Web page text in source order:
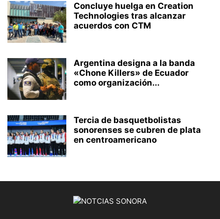
Concluye huelga en Creation
Technologies tras alcanzar
acuerdos con CTM
Argentina designa a la banda
«Chone Killers» de Ecuador
como organización...
Tercia de basquetbolistas
sonorenses se cubren de plata
en centroamericano